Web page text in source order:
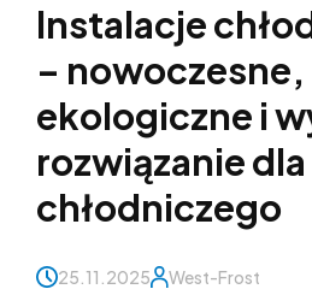
Instalacje
– nowoczesne,
ekologiczne i
rozwiązanie
chłodniczego
25.11.2025 West-Frost